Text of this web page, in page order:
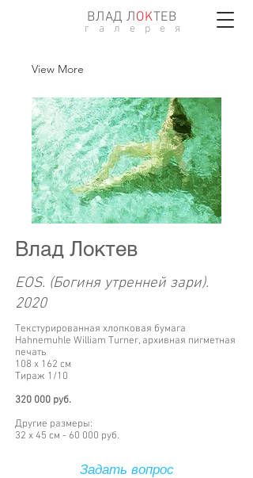
ВЛАД ЛОKТЕВ
г а л е р е я
View More
Влад Локтев
EOS. (Богиня утренней зари).
2020
Текстурированная хлопковая бумага
Hahnemuhle William Turner, архивная пигметная
печать
108 х 162 см
Тираж 1/10
320 000 руб.
Другие размеры:
32 х 45 см - 60 000 руб.
Задать вопрос